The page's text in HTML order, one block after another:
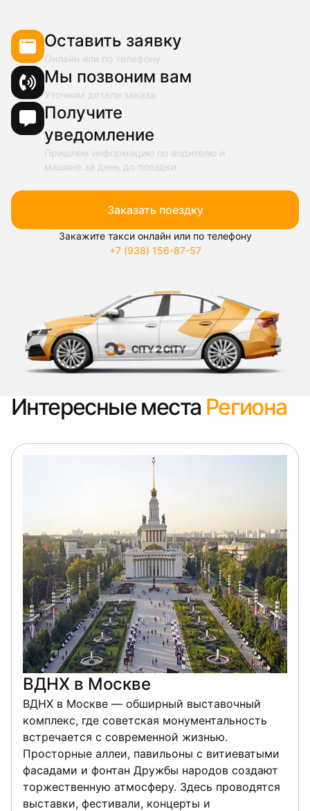
Оставить заявку
Онлайн или по телефону
Мы позвоним вам
Уточним детали заказа
Получите
уведомление
Пришлем информацию по водителю и
машине за день до поездки
Заказать поездку
Закажите такси онлайн или по телефону
+7 (938) 156-87-57
Интересные места Региона
ВДНХ в Москве
ВДНХ в Москве — обширный выставочный
комплекс, где советская монументальность
встречается с современной жизнью.
Просторные аллеи, павильоны с витиеватыми
фасадами и фонтан Дружбы народов создают
торжественную атмосферу. Здесь проводятся
выставки, фестивали, концерты и